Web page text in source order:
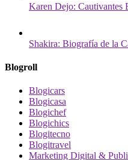
Karen Dejo: Cautivantes
Shakira: Biografía de la
Blogroll
Blogicars
Blogicasa
Blogichef
Blogichics
Blogitecno
Blogitravel
Marketing Digital &